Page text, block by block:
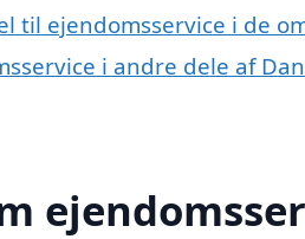
til ejendomsservice i de
i andre dele af